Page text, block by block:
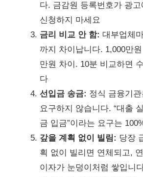
다. 금감원 등록번호가 광고
신청하지 마세요
금리 비교 안 함: 대부업체
까지 차이납니다. 1,000만
만원 차이. 10분 비교하면
다
선입금 송금: 정식 금융기
요구하지 않습니다. “대출
금 입금”이라는 요구는
갚을 계획 없이 빌림: 당장
획 없이 빌리면 연체되고,
이자가 눈덩이처럼 쌓입니